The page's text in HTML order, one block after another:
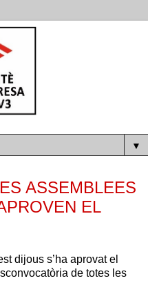
▼
ASSEMBLEES
EL
dijous s’ha aprovat el
de totes les